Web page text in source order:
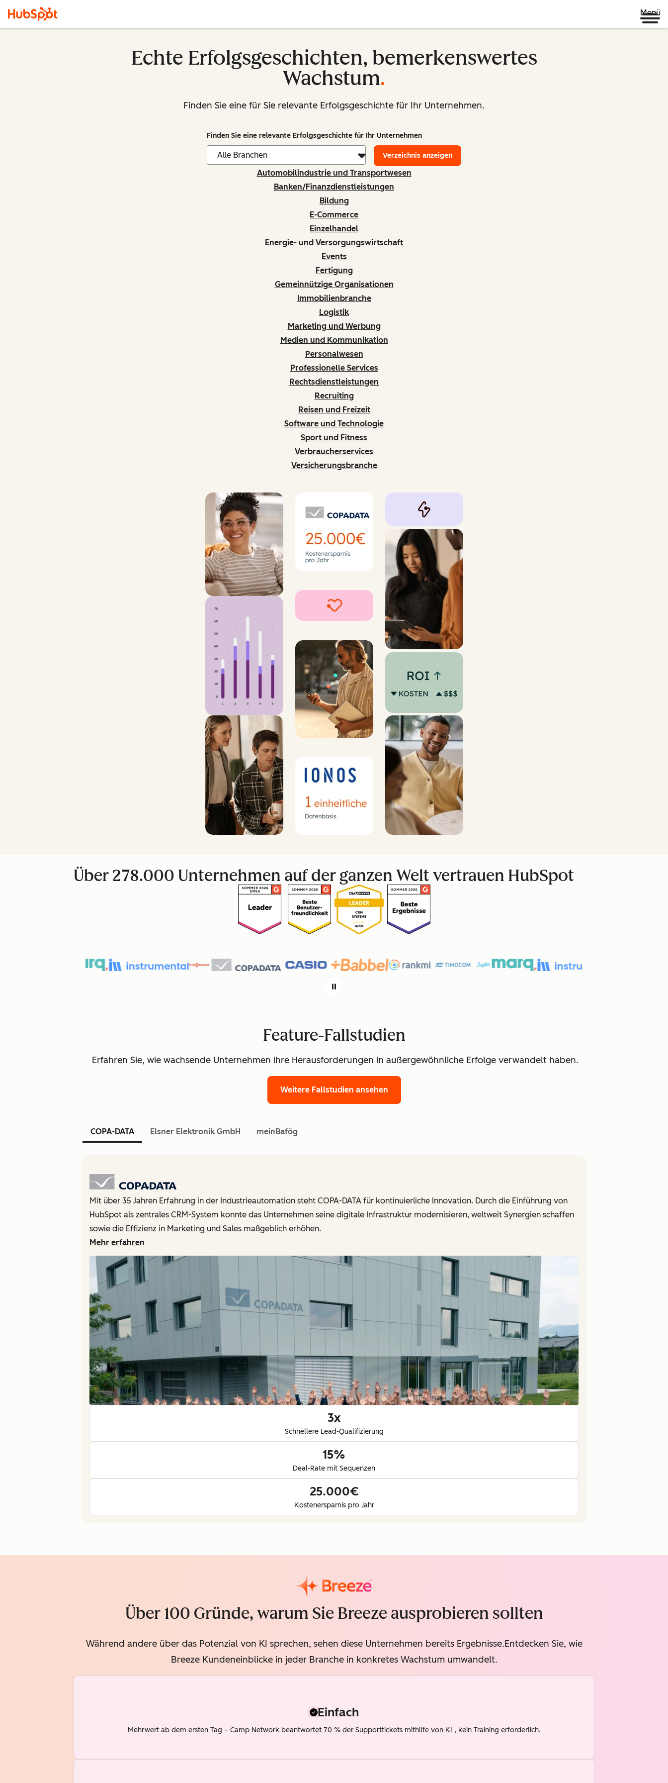
Menü
Echte Erfolgsgeschichten, bemerkenswertes
Wachstum.
Finden Sie eine für Sie relevante Erfolgsgeschichte für Ihr Unternehmen.
Finden Sie eine relevante Erfolgsgeschichte für Ihr Unternehmen
Verzeichnis anzeigen
Automobilindustrie und Transportwesen
Banken/Finanzdienstleistungen
Bildung
E-Commerce
Einzelhandel
Energie- und Versorgungswirtschaft
Events
Fertigung
Gemeinnützige Organisationen
Immobilienbranche
Logistik
Marketing und Werbung
Medien und Kommunikation
Personalwesen
Professionelle Services
Rechtsdienstleistungen
Recruiting
Reisen und Freizeit
Software und Technologie
Sport und Fitness
Verbraucherservices
Versicherungsbranche
Über 278.000 Unternehmen auf der ganzen Welt vertrauen HubSpot
Feature-Fallstudien
Erfahren Sie, wie wachsende Unternehmen ihre Herausforderungen in außergewöhnliche Erfolge verwandelt haben.
Weitere Fallstudien ansehen
COPA-DATA Elsner Elektronik GmbH meinBafög
3x
Schnellere Lead-Qualifizierung
15%
Deal-Rate mit Sequenzen
25.000€
Kostenersparnis pro Jahr
Mit über 35 Jahren Erfahrung in der Industrieautomation steht COPA-DATA für kontinuierliche Innovation. Durch die Einführung von
HubSpot als zentrales CRM-System konnte das Unternehmen seine digitale Infrastruktur modernisieren, weltweit Synergien schaffen
sowie die Effizienz in Marketing und Sales maßgeblich erhöhen.
Mehr erfahren
Über 100 Gründe, warum Sie Breeze ausprobieren sollten
Während andere über das Potenzial von KI sprechen, sehen diese Unternehmen bereits Ergebnisse.Entdecken Sie, wie
Breeze Kundeneinblicke in jeder Branche in konkretes Wachstum umwandelt.
Einfach
Mehrwert ab dem ersten Tag – Camp Network beantwortet 70 % der Supporttickets mithilfe von KI , kein Training erforderlich.